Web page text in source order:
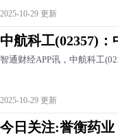
2025-10-29 更新
中航科工(02357)
智通财经APP讯，中航科工
2025-10-29 更新
今日关注:誉衡药业